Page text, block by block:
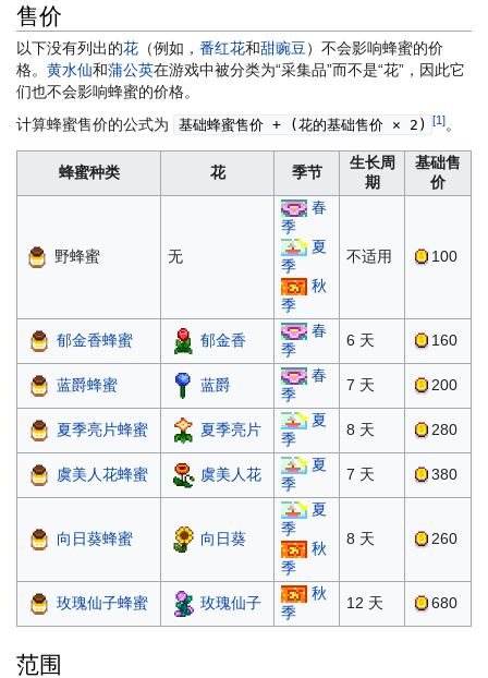
售价
以下没有列出的花 （例如， 番红花和甜豌豆）不会影响蜂蜜的价
格。 黄水仙和蒲公英在游戏中被分类为“采集品”而不是“花”，因此它
们也不会影响蜂蜜的价格。
计算蜂蜜售价的公式为
基础蜂蜜售价 + (花的基础售价 × 2) [1]。
蜂蜜种类 花 季节
生长周
期
基础售
价
野蜂蜜 无
春
季
夏
季
秋
季
不适用 100
郁金香蜂蜜 郁金香
春
季
6 天 160
蓝爵蜂蜜 蓝爵
春
季
7 天 200
夏季亮片蜂蜜 夏季亮片
夏
季
8 天 280
虞美人花蜂蜜 虞美人花
夏
季
7 天 380
向日葵蜂蜜 向日葵
夏
季
秋
季
8 天 260
玫瑰仙子蜂蜜 玫瑰仙子
秋
季
12 天 680
范围